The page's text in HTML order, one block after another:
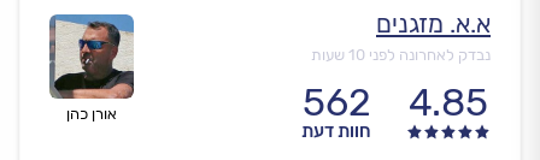
אורן כהן
א.א. מזגנים
נבדק לאחרונה לפני 10 שעות
4.85
562
חוות דעת